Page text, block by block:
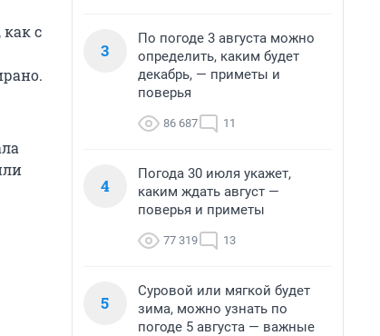
с
3
По погоде 3 августа можно
определить, каким будет
декабрь, — приметы и
поверья
86 687 11
4
Погода 30 июля укажет,
каким ждать август —
поверья и приметы
77 319 13
5
Суровой или мягкой будет
зима, можно узнать по
погоде 5 августа — важные